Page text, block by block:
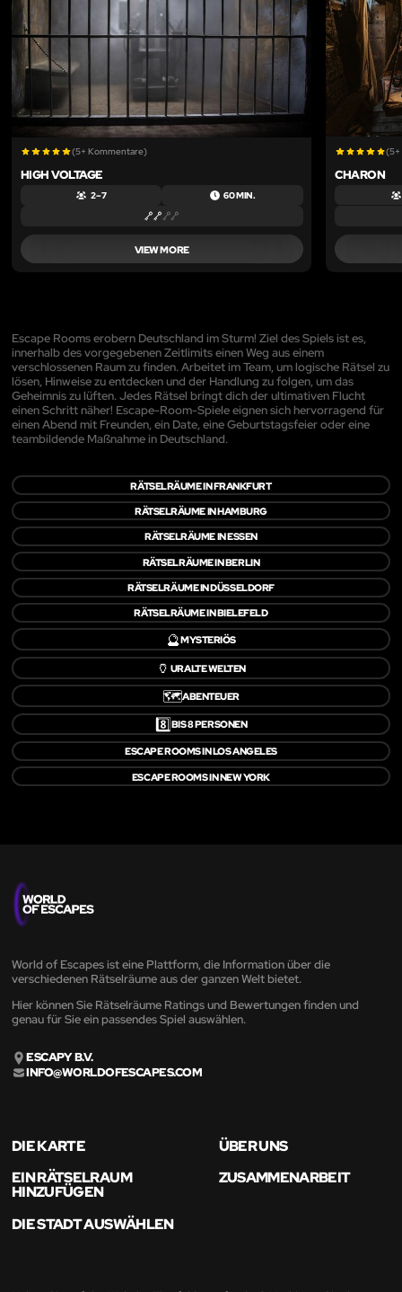
(5+ Kommentare)
HIGH VOLTAGE
2 – 7 60 MIN.
VIEW MORE
(5+
CHARON
Escape Rooms erobern Deutschland im Sturm! Ziel des Spiels ist es,
innerhalb des vorgegebenen Zeitlimits einen Weg aus einem
verschlossenen Raum zu finden. Arbeitet im Team, um logische Rätsel zu
lösen, Hinweise zu entdecken und der Handlung zu folgen, um das
Geheimnis zu lüften. Jedes Rätsel bringt dich der ultimativen Flucht
einen Schritt näher! Escape-Room-Spiele eignen sich hervorragend für
einen Abend mit Freunden, ein Date, eine Geburtstagsfeier oder eine
teambildende Maßnahme in Deutschland.
RÄTSELRÄUME IN FRANKFURT
RÄTSELRÄUME IN HAMBURG
RÄTSELRÄUME IN ESSEN
RÄTSELRÄUME IN BERLIN
RÄTSELRÄUME IN DÜSSELDORF
RÄTSELRÄUME IN BIELEFELD
🔮MYSTERIÖS
🏺 URALTE WELTEN
🗺️ABENTEUER
8️⃣BIS 8 PERSONEN
ESCAPE ROOMS IN LOS ANGELES
ESCAPE ROOMS IN NEW YORK
World of Escapes ist eine Plattform, die Information über die
verschiedenen Rätselräume aus der ganzen Welt bietet.
Hier können Sie Rätselräume Ratings und Bewertungen finden und
genau für Sie ein passendes Spiel auswählen.
ESCAPY B.V.
INFO@WORLDOFESCAPES.COM
DIE KARTE
ÜBER UNS
EIN RÄTSELRAUM
HINZUFÜGEN
ZUSAMMENARBEIT
DIE STADT AUSWÄHLEN